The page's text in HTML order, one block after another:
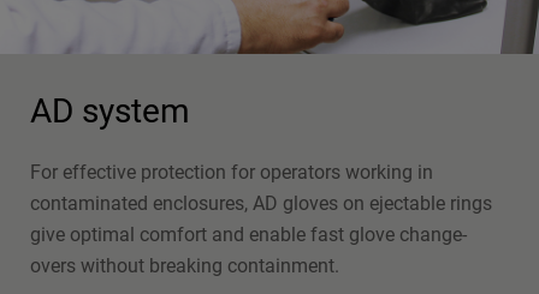
AD system
For effective protection for operators working in
contaminated enclosures, AD gloves on ejectable rings
give optimal comfort and enable fast glove change-
overs without breaking containment.